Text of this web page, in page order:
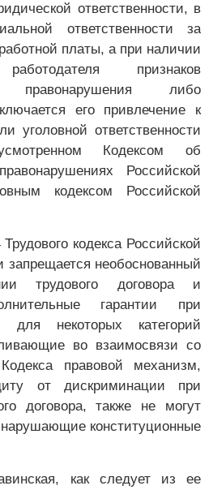
ответственности, в
ответственности за
платы, а при наличии
признаков
правонарушения либо
его привлечение к
уголовной ответственности
Кодексом об
Российской
кодексом Российской
кодекса Российской
необоснованный
трудового договора и
гарантии при
некоторых категорий
во взаимосвязи со
правовой механизм,
от дискриминации при
договора, также не могут
нарушающие конституционные
как следует из ее